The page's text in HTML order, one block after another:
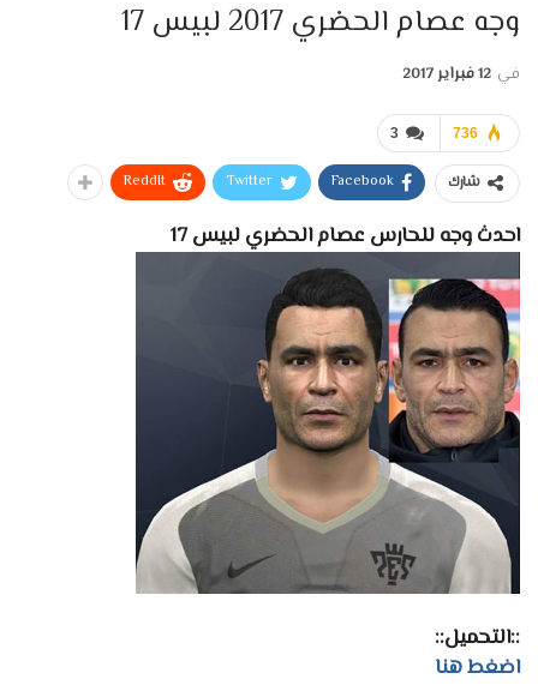
وجه عصام الحضري 2017 لبيس 17
في 12 فبراير 2017
3 736
شارك Facebook
Twitter
ReddIt
احدث وجه للحارس عصام الحضري لبيس 17
::التحميل::
اضغط هنا